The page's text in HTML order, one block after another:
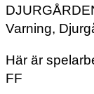
Varning,
Här är
FF